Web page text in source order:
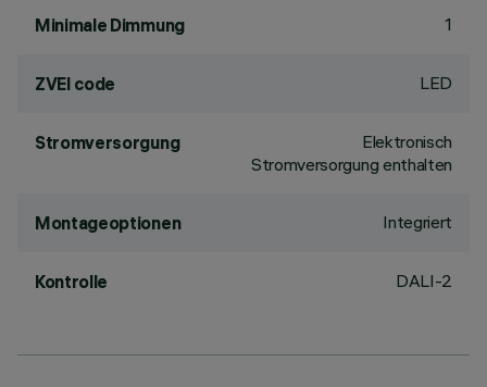
Minimale Dimmung 1
ZVEI code LED
Stromversorgung
Elektronisch
Stromversorgung enthalten
Montageoptionen Integriert
Kontrolle DALI-2